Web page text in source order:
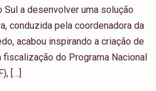
Sul a desenvolver uma solução
conduzida pela coordenadora da
acabou inspirando a criação de
fiscalização do Programa Nacional
[…]